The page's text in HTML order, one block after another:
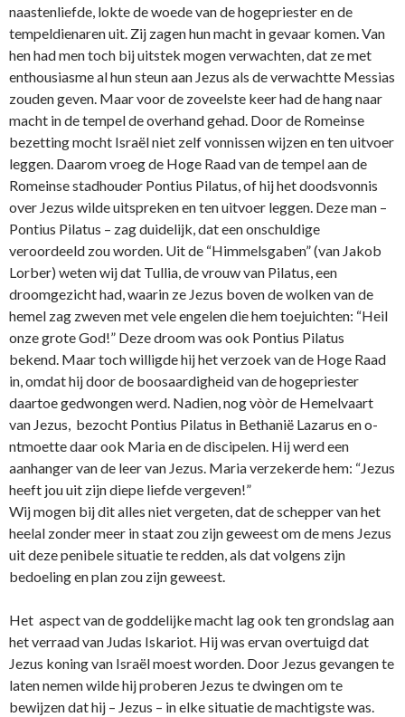
naastenliefde, lokte de woede van de hogepriester en de
tempeldienaren uit. Zij zagen hun macht in gevaar komen. Van
hen had men toch bij uitstek mogen verwachten, dat ze met
enthousiasme al hun steun aan Jezus als de verwachtte Messias
zouden geven. Maar voor de zoveelste keer had de hang naar
macht in de tempel de overhand gehad. Door de Romeinse
bezetting mocht Israël niet zelf vonnissen wijzen en ten uitvoer
leggen. Daarom vroeg de Hoge Raad van de tempel aan de
Romeinse stadhouder Pontius Pilatus, of hij het doodsvonnis
over Jezus wilde uitspreken en ten uitvoer leggen. Deze man –
Pontius Pilatus – zag duidelijk, dat een o­nschuldige
veroordeeld zou worden. Uit de “Himmelsgaben” (van Jakob
Lorber) weten wij dat Tullia, de vrouw van Pilatus, een
droomgezicht had, waarin ze Jezus boven de wolken van de
hemel zag zweven met vele engelen die hem toejuichten: “Heil
o­nze grote God!” Deze droom was ook Pontius Pilatus
bekend. Maar toch willigde hij het verzoek van de Hoge Raad
in, omdat hij door de boosaardigheid van de hogepriester
daartoe gedwongen werd. Nadien, nog vòòr de Hemelvaart
van Jezus, bezocht Pontius Pilatus in Bethanië Lazarus en o­
ntmoette daar ook Maria en de discipelen. Hij werd een
aanhanger van de leer van Jezus. Maria verzekerde hem: “Jezus
heeft jou uit zijn diepe liefde vergeven!”
Wij mogen bij dit alles niet vergeten, dat de schepper van het
heelal zonder meer in staat zou zijn geweest om de mens Jezus
uit deze penibele situatie te redden, als dat volgens zijn
bedoeling en plan zou zijn geweest.
Het aspect van de goddelijke macht lag ook ten grondslag aan
het verraad van Judas Iskariot. Hij was ervan overtuigd dat
Jezus koning van Israël moest worden. Door Jezus gevangen te
laten nemen wilde hij proberen Jezus te dwingen om te
bewijzen dat hij – Jezus – in elke situatie de machtigste was.